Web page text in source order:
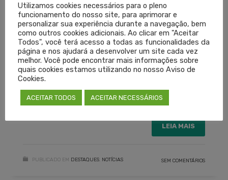
EXAME DIPLOMA ESTRANGEIRO
EXAME ESTRANGEIRO MEDICINA EXAME ESTRANGEIROS
EXAME MEDICINA MEDICINA ESTRANGEIRO
MÉDICO ESTRANGEIRO PROVA ESTRANGEIROS
REVALIDA 2021 REVALIDAÇÃO
REVALIDAR DIPLOMA
LEIA MAIS
PUBLICADO EM DESTAQUES NOTÍCIAS SEM COMENTÁRIOS
Utilizamos cookies necessários para o pleno
funcionamento do nosso site, para aprimorar e
personalizar sua experiência durante a navegação, bem
como outros cookies adicionais. Ao clicar em "Aceitar
Todos", você terá acesso a todas as funcionalidades da
página e nos ajudará a desenvolver um site cada vez
melhor. Você pode encontrar mais informações sobre
quais cookies estamos utilizando no nosso Aviso de
Cookies.
ACEITAR TODOS ACEITAR NECESSÁRIOS